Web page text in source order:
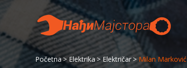
Početna Elektrika Električar Milan Marković